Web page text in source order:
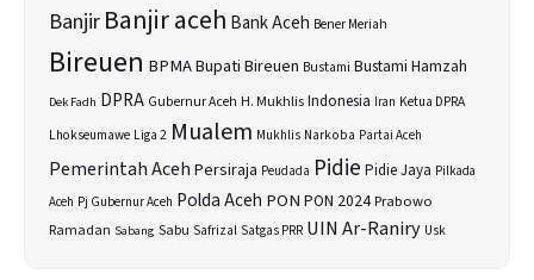
BanjirBanjir aceh Bank Aceh Bener Meriah
Bireuen BPMABupati Bireuen Bustami Bustami Hamzah
Dek Fadh DPRA Gubernur Aceh H. MukhlisIndonesia Iran Ketua DPRA
Lhokseumawe Liga 2 Mualem Mukhlis Narkoba Partai Aceh
Pemerintah AcehPersiraja Peudada Pidie Pidie Jaya Pilkada
Aceh Pj Gubernur Aceh Polda Aceh PON PON 2024Prabowo
Ramadan Sabang Sabu Safrizal Satgas PRR UIN Ar-Raniry Usk